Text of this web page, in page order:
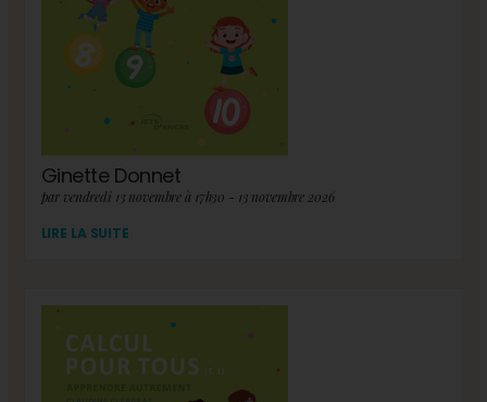
Ginette Donnet
par vendredi 13 novembre à 17h30 - 13 novembre 2026
LIRE LA SUITE